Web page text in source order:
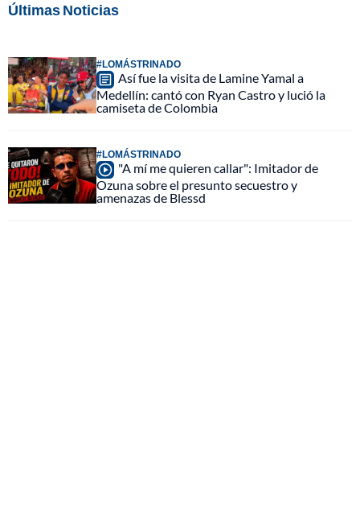
Últimas Noticias
#LOMÁSTRINADO
Así fue la visita de Lamine Yamal a
Medellín: cantó con Ryan Castro y lució la
camiseta de Colombia
#LOMÁSTRINADO
"A mí me quieren callar": Imitador de
Ozuna sobre el presunto secuestro y
amenazas de Blessd